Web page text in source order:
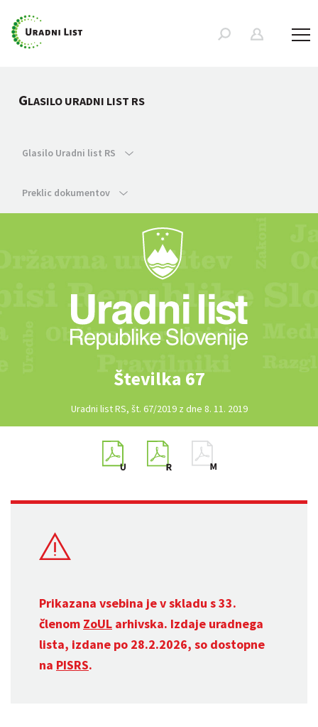
GLASILO URADNI LIST RS
Glasilo Uradni list RS
Preklic dokumentov
Številka 67
Uradni list RS, št. 67/2019 z dne 8. 11. 2019
Prikazana vsebina je v skladu s 33.
členom ZoUL arhivska. Izdaje uradnega
lista, izdane po 28.2.2026, so dostopne
na PISRS.